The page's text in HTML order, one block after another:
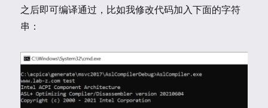
之后即可编译通过，比如我修改代码加入下面的字符
串：